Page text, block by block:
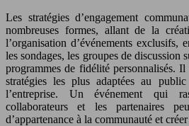
Les stratégies d’engagement
nombreuses formes, allant de la
l’organisation d’événements exclusifs,
les sondages, les groupes de discussion
programmes de fidélité personnalisés.
stratégies les plus adaptées au
l’entreprise. Un événement qui
collaborateurs et les partenaires
d’appartenance à la communauté et